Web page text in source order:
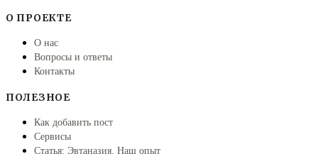
О ПРОЕКТЕ
О нас
Вопросы и ответы
Контакты
ПОЛЕЗНОЕ
Как добавить пост
Сервисы
Статья: Эвтаназия. Наш опыт